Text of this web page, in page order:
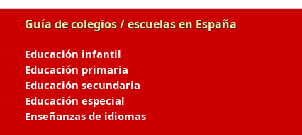
Guía de colegios / escuelas en España
Educación infantil
Educación primaria
Educación secundaria
Educación especial
Enseñanzas de idiomas